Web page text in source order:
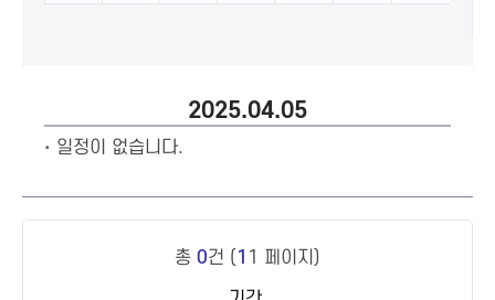
2025.04.05
일정이 없습니다.
총 0건 ( 1 1 페이지)